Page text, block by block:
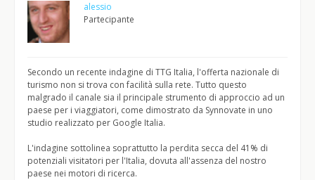
alessio
Partecipante
Secondo un recente indagine di TTG Italia, l'offerta nazionale di
turismo non si trova con facilità sulla rete. Tutto questo
malgrado il canale sia il principale strumento di approccio ad un
paese per i viaggiatori, come dimostrato da Synnovate in uno
studio realizzato per Google Italia.
L'indagine sottolinea soprattutto la perdita secca del 41% di
potenziali visitatori per l'Italia, dovuta all'assenza del nostro
paese nei motori di ricerca.